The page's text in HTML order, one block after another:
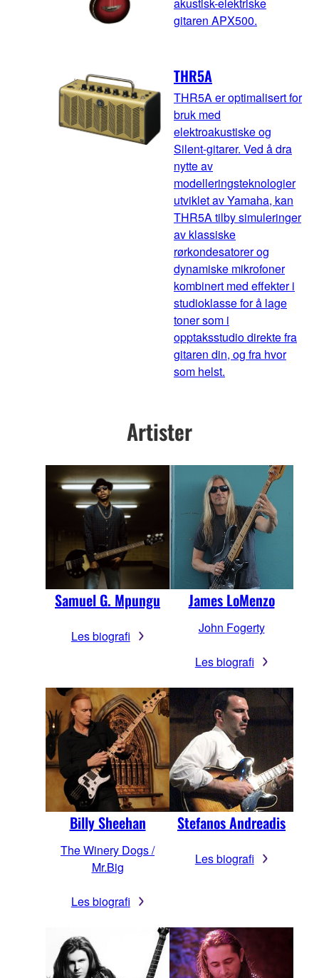
gitaren APX500.
THR5A
THR5A er optimalisert for
bruk med
elektroakustiske og
Silent-gitarer. Ved å dra
nytte av
modelleringsteknologier
utviklet av Yamaha, kan
THR5A tilby simuleringer
av klassiske
rørkondesatorer og
dynamiske mikrofoner
kombinert med effekter i
studioklasse for å lage
toner som i
opptaksstudio direkte fra
gitaren din, og fra hvor
som helst.
Artister
Samuel G. Mpungu
Les biografi
James LoMenzo
John Fogerty
Les biografi
Billy Sheehan
The Winery Dogs /
Mr.Big
Les biografi
Stefanos Andreadis
Les biografi